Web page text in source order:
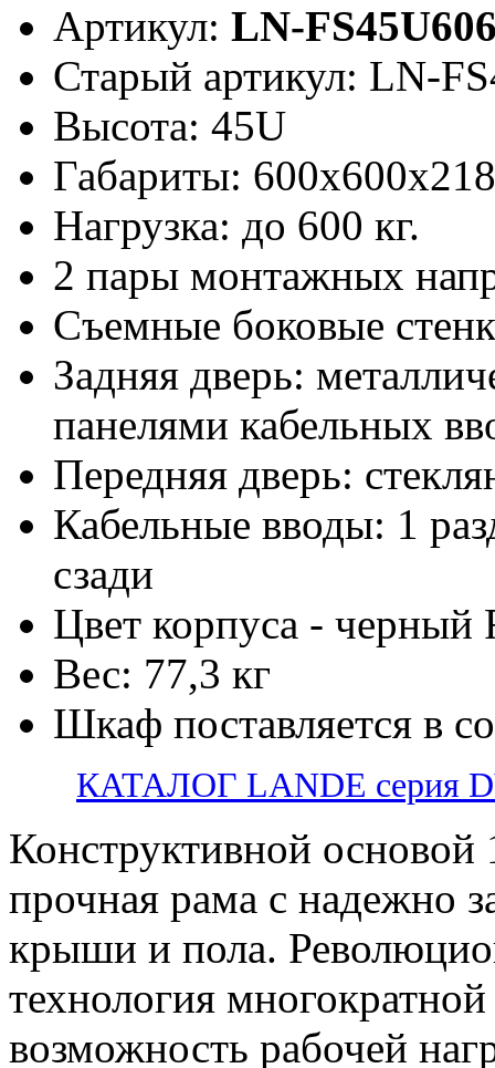
Артикул: LN-
Старый артикул: LN-
Высота: 45U
Габариты:
Нагрузка: до 600 кг.
2 пары монтажных
Съемные боковые
Задняя дверь:
панелями кабельных
Передняя дверь:
Кабельные вводы: 1
сзади
Цвет корпуса - черный
Вес: 77,3 кг
Шкаф поставляется в
КАТАЛОГ LANDE серия
Конструктивной
прочная рама с надежно
крыши и пола.
технология
возможность рабочей